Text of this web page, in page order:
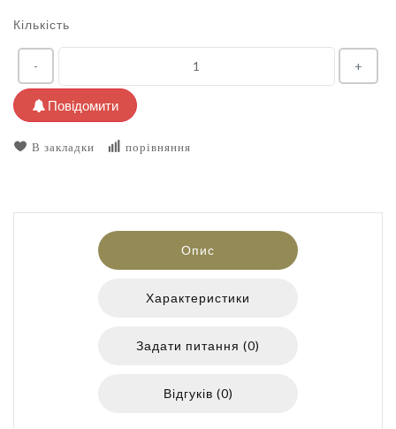
Кількість
- +
Повідомити
В закладки порівняння
Опис
Характеристики
Задати питання (0)
Відгуків (0)